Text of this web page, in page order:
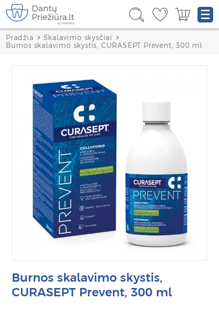
Pradžia
Skalavimo skysčiai
Burnos skalavimo skystis, CURASEPT Prevent, 300 ml
Burnos skalavimo skystis,
CURASEPT Prevent, 300 ml